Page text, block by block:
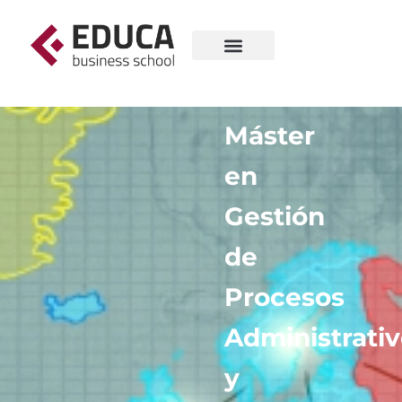
Máster
en
Gestión
de
Procesos
y